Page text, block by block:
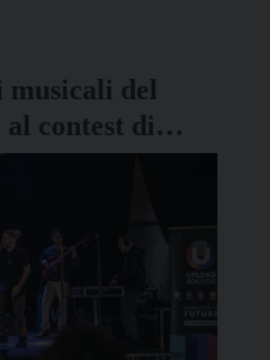
del
contest di